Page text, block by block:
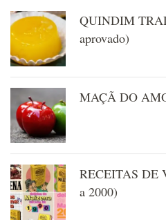
QUINDIM
aprovado)
MAÇÃ DO
RECEITAS DE
a 2000)